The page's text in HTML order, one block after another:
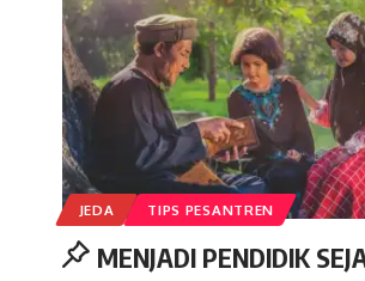
JEDA TIPS PESANTREN
MENJADI PENDIDIK